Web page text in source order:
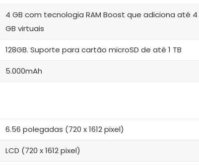
4 GB com tecnologia RAM Boost que adiciona até 4
GB virtuais
128GB. Suporte para cartão microSD de até 1 TB
5.000mAh
6.56 polegadas (720 x 1612 pixel)
LCD (720 x 1612 pixel)